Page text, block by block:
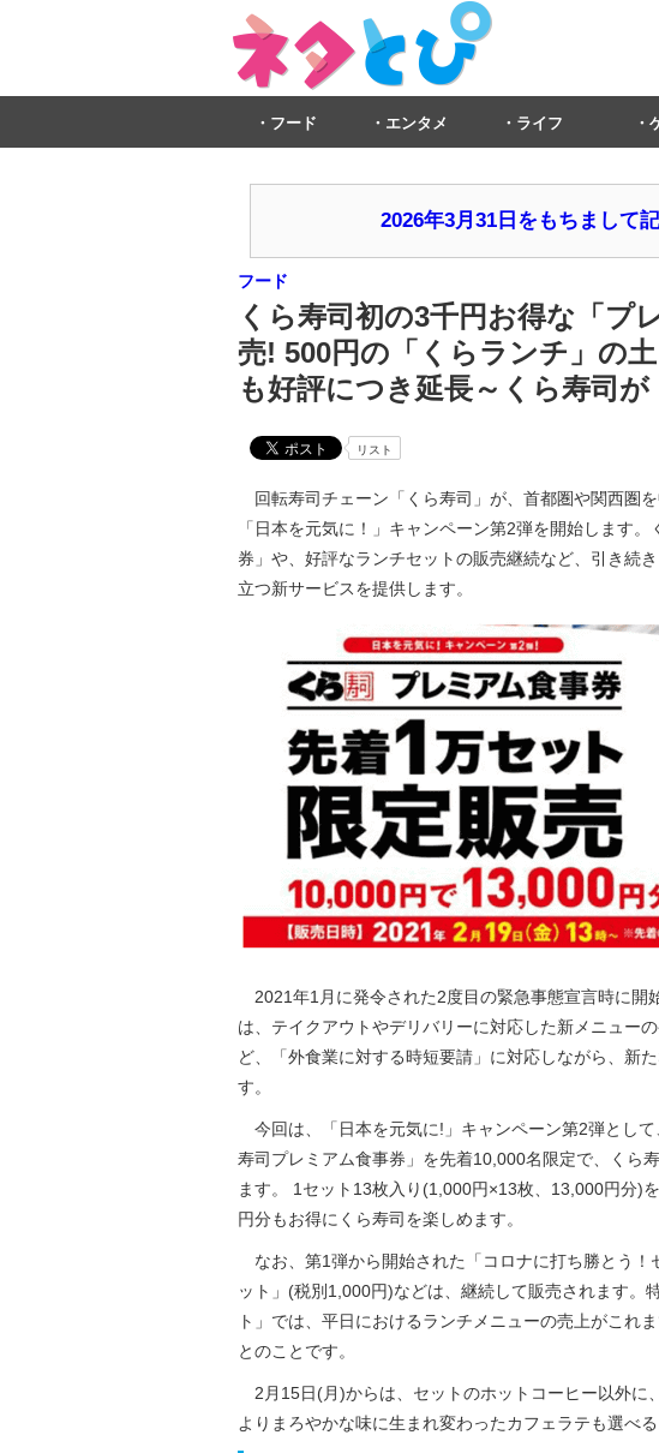
フード エンタメ ライフ
2026年3月31日をもちまして
フード
くら寿司初の3千円お得な「プ
売! 500円の「くらランチ」の
も好評につき延長～くら寿司
リスト
回転寿司チェーン「くら寿司」が、首都圏や関西圏
「日本を元気に！」キャンペーン第2弾を開始します
券」や、好評なランチセットの販売継続など、引き続
立つ新サービスを提供します。
2021年1月に発令された2度目の緊急事態宣言時に開
は、テイクアウトやデリバリーに対応した新メニュー
ど、「外食業に対する時短要請」に対応しながら、新
す。
今回は、「日本を元気に!」キャンペーン第2弾とし
寿司プレミアム食事券」を先着10,000名限定で、くら
ます。 1セット13枚入り(1,000円×13枚、13,000円分)
円分もお得にくら寿司を楽しめます。
なお、第1弾から開始された「コロナに打ち勝とう！
ット」(税別1,000円)などは、継続して販売されます。
ト」では、平日におけるランチメニューの売上がこれ
とのことです。
2月15日(月)からは、セットのホットコーヒー以外に
よりまろやかな味に生まれ変わったカフェラテも選べ